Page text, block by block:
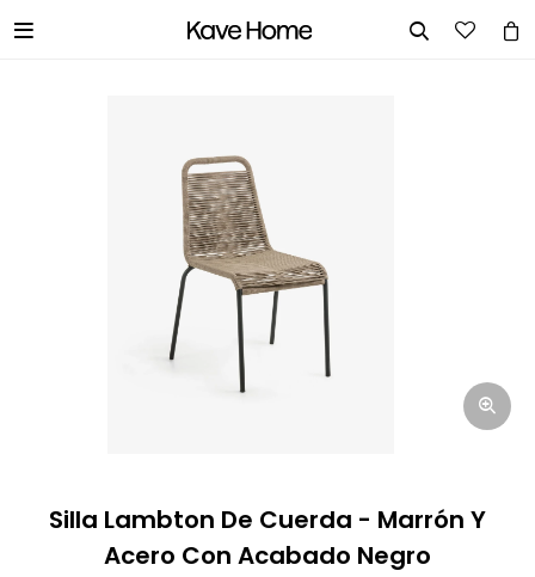
 
Silla Lambton De Cuerda - Marrón Y
Acero Con Acabado Negro
STOCK DISPONIBLE.
Correo electrónico
Mensaje